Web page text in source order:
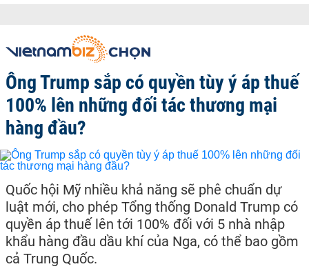
Ông Trump sắp có quyền tùy ý áp thuế
100% lên những đối tác thương mại
hàng đầu?
Quốc hội Mỹ nhiều khả năng sẽ phê chuẩn dự
luật mới, cho phép Tổng thống Donald Trump có
quyền áp thuế lên tới 100% đối với 5 nhà nhập
khẩu hàng đầu dầu khí của Nga, có thể bao gồm
cả Trung Quốc.